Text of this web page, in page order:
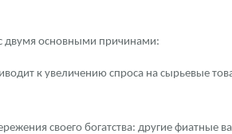
двумя основными причинами:
к увеличению спроса на сырьевые
своего богатства: другие фиатные